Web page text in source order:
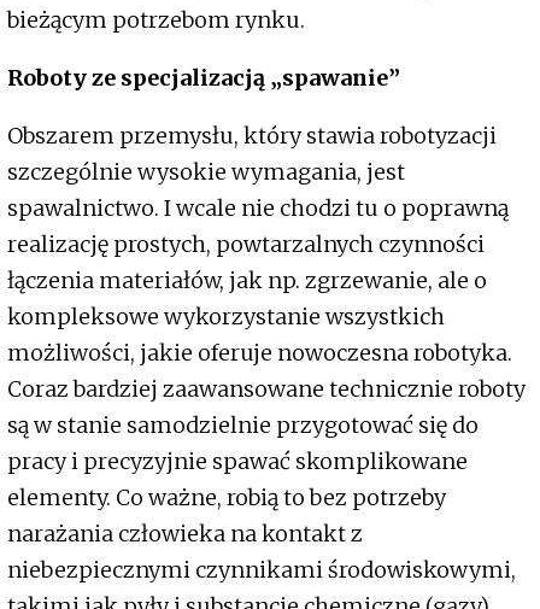
bieżącym potrzebom rynku.
Roboty ze specjalizacją „spawanie”
Obszarem przemysłu, który stawia robotyzacji
szczególnie wysokie wymagania, jest
spawalnictwo. I wcale nie chodzi tu o poprawną
realizację prostych, powtarzalnych czynności
łączenia materiałów, jak np. zgrzewanie, ale o
kompleksowe wykorzystanie wszystkich
możliwości, jakie oferuje nowoczesna robotyka.
Coraz bardziej zaawansowane technicznie roboty
są w stanie samodzielnie przygotować się do
pracy i precyzyjnie spawać skomplikowane
elementy. Co ważne, robią to bez potrzeby
narażania człowieka na kontakt z
niebezpiecznymi czynnikami środowiskowymi,